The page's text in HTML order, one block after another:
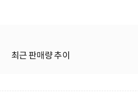
최근 판매량 추이